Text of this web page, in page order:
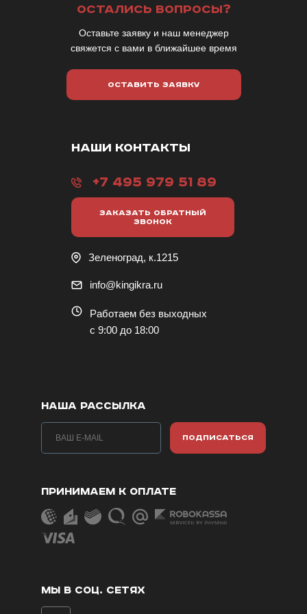
ОСТАЛИСЬ ВОПРОСЫ?
Оставьте заявку и наш менеджер
свяжется с вами в ближайшее время
ОСТАВИТЬ ЗАЯВКУ
НАШИ КОНТАКТЫ
+7 495 979 51 89
ЗАКАЗАТЬ ОБРАТНЫЙ
ЗВОНОК
Зеленоград, к.1215
info@kingikra.ru
Работаем без выходных
с 9:00 до 18:00
НАША РАССЫЛКА
ПОДПИСАТЬСЯ
ПРИНИМАЕМ К ОПЛАТЕ
МЫ В СОЦ. СЕТЯХ